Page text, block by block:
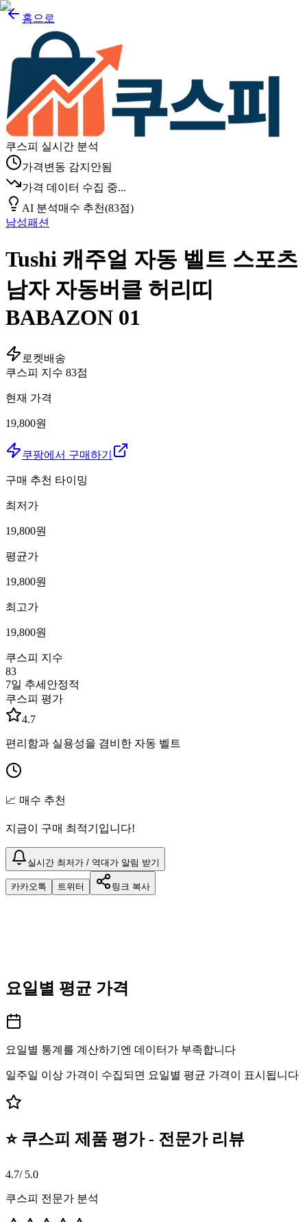
홈으로
쿠스피 실시간 분석
가격변동 감지안됨
가격 데이터 수집 중...
AI 분석매수 추천(83점)
남성패션
Tushi 캐주얼 자동 벨트 스포츠
남자 자동버클 허리띠
BABAZON 01
로켓배송
쿠스피 지수 83점
현재 가격
19,800원
쿠팡에서 구매하기
구매 추천 타이밍
최저가
19,800원
평균가
19,800원
최고가
19,800원
쿠스피 지수
83
7일 추세 안정적
쿠스피 평가
4.7
편리함과 실용성을 겸비한 자동 벨트
📈 매수 추천
지금이 구매 최적기입니다!
실시간 최저가 / 역대가 알림 받기
카카오톡 트위터 링크 복사
요일별 평균 가격
요일별 통계를 계산하기엔 데이터가 부족합니다
일주일 이상 가격이 수집되면 요일별 평균 가격이 표시됩니다
⭐ 쿠스피 제품 평가 - 전문가 리뷰
4.7/ 5.0
쿠스피 전문가 분석